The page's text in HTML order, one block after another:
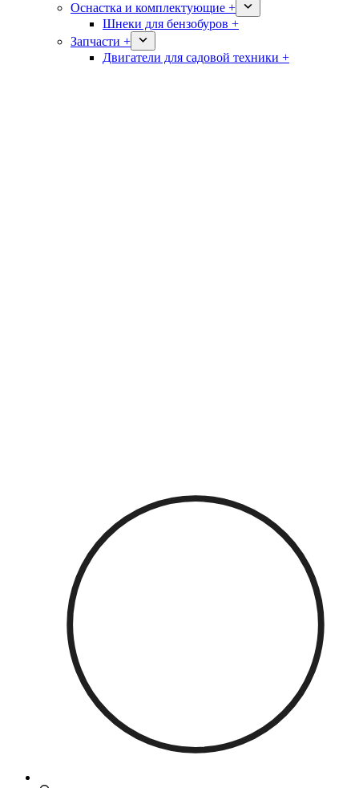
Оснастка и комплектующие +
Шнеки для бензобуров +
Запчасти +
Двигатели для садовой техники +